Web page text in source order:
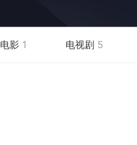
员”和第九届中国金鹰艺术
电影 1 电视剧 5